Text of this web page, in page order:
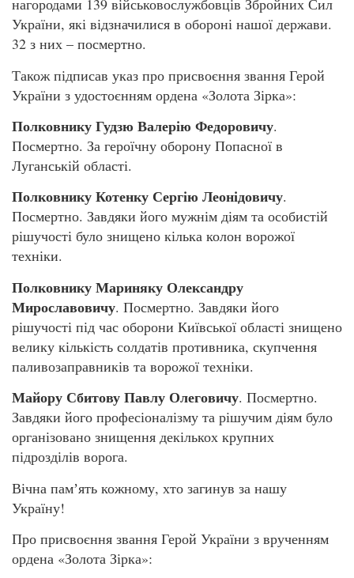
нагородами 139 військовослужбовців Збройних Сил
України, які відзначилися в обороні нашої держави.
32 з них – посмертно.
Також підписав указ про присвоєння звання Герой
України з удостоєнням ордена «Золота Зірка»:
Полковнику Гудзю Валерію Федоровичу.
Посмертно. За героїчну оборону Попасної в
Луганській області.
Полковнику Котенку Сергію Леонідовичу.
Посмертно. Завдяки його мужнім діям та особистій
рішучості було знищено кілька колон ворожої
техніки.
Полковнику Мариняку Олександру
Мирославовичу. Посмертно. Завдяки його
рішучості під час оборони Київської області знищено
велику кількість солдатів противника, скупчення
паливозаправників та ворожої техніки.
Майору Сбитову Павлу Олеговичу. Посмертно.
Завдяки його професіоналізму та рішучим діям було
організовано знищення декількох крупних
підрозділів ворога.
Вічна памʼять кожному, хто загинув за нашу
Україну!
Про присвоєння звання Герой України з врученням
ордена «Золота Зірка»: